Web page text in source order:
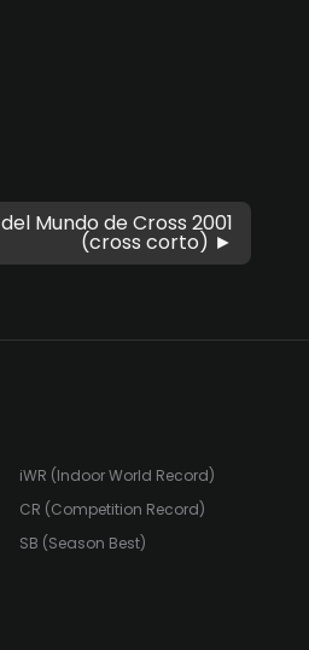
Mundo de Cross 2001
(cross corto) ►
iWR (Indoor World Record)
CR (Competition Record)
SB (Season Best)